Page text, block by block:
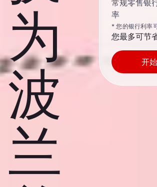
为
波
兰
常规零售银
率
* 您的银行利率
您最多可节
开